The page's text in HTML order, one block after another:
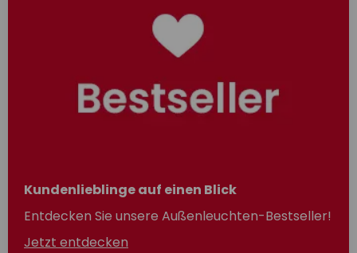
Kundenlieblinge auf einen Blick
Entdecken Sie unsere Außenleuchten-Bestseller!
Jetzt entdecken